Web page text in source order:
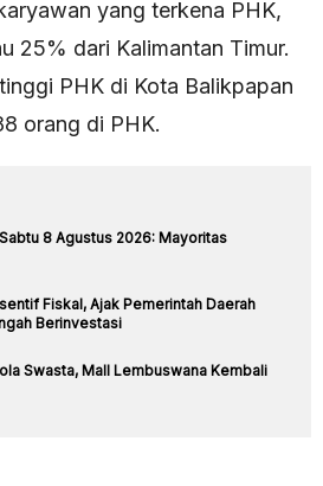
yang terkena PHK,
25% dari Kalimantan Timur.
PHK di Kota Balikpapan
orang di PHK.
8 Agustus 2026: Mayoritas
Fiskal, Ajak Pemerintah Daerah
Berinvestasi
Swasta, Mall Lembuswana Kembali